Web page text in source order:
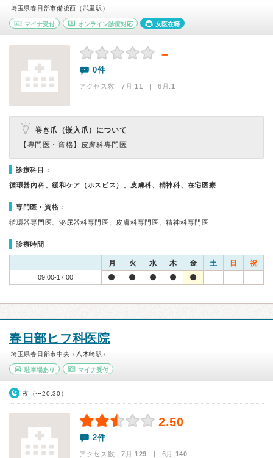
埼玉県春日部市備後西（武里駅）
マイナ受付 オンライン診療対応 女医在籍
－
0件
アクセス数 7月:11 | 6月:1
巻き爪（嵌入爪）について
【専門医・資格】 皮膚科専門医
診療科目：
循環器内科、緩和ケア（ホスピス）、皮膚科、精神科、在宅医療
専門医・資格：
循環器専門医、泌尿器科専門医、皮膚科専門医、精神科専門医
診療時間
月 火 水 木 金 土 日 祝
09:00-17:00
春日部ヒフ科医院
埼玉県春日部市中央（八木崎駅）
駐車場あり マイナ受付
夜（〜20:30）
2.50
2件
アクセス数 7月:129 | 6月:140